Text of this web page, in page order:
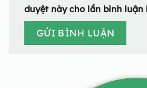
duyệt này cho lần bình luận